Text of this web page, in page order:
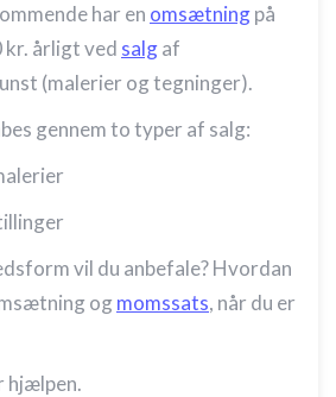
har en omsætningpå
kr. årligt ved salgaf
(malerier og tegninger).
gennem to typer af salg:
vil du anbefale? Hvordan
og momssats, når du er
hjælpen.